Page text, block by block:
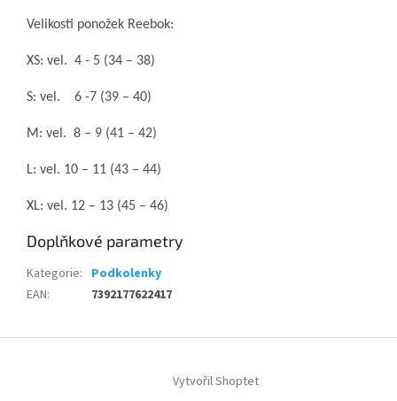
Velikosti ponožek Reebok:
XS: vel. 4 - 5 (34 – 38)
S: vel. 6 -7 (39 – 40)
M: vel. 8 – 9 (41 – 42)
L: vel. 10 – 11 (43 – 44)
XL: vel. 12 – 13 (45 – 46)
Doplňkové parametry
Kategorie: Podkolenky
EAN: 7392177622417
Vytvořil Shoptet